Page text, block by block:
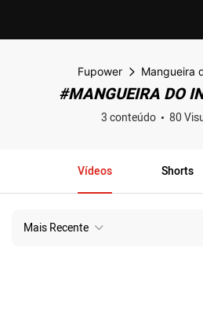
Fupower Mangueira
#MANGUEIRA DO
3 conteúdo 80
Vídeos Shorts
Mais Recente